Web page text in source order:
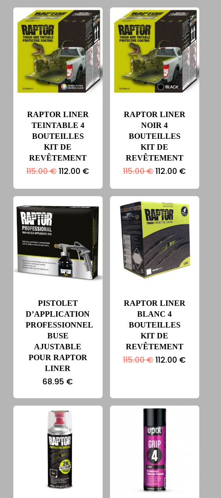
RAPTOR LINER
TEINTABLE 4
BOUTEILLES
KIT DE
REVÊTEMENT
115.00€Le
initial
était :
112.00 €
actuel
est :
RAPTOR LINER
NOIR 4
BOUTEILLES
KIT DE
REVÊTEMENT
115.00€Le
initial
était :
115.00 €.
112.00 €
actuel
est :
112.00 €.
PISTOLET
D’APPLICATION
PROFESSIONNEL
BUSE
AJUSTABLE
POUR RAPTOR
LINER
68.95 €
RAPTOR LINER
BLANC 4
BOUTEILLES
KIT DE
REVÊTEMENT
115.00€Le
112.00 €